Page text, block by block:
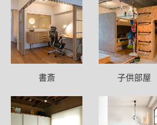
書斎 子供部屋